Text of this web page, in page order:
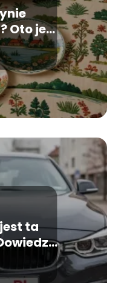
Oto jej
ta
się